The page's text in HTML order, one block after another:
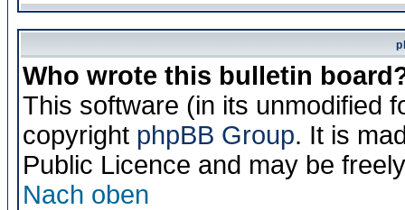
Who wrote this bulletin
This software (in its unmodified
copyright phpBB Group. It is
Public Licence and may be
Nach oben